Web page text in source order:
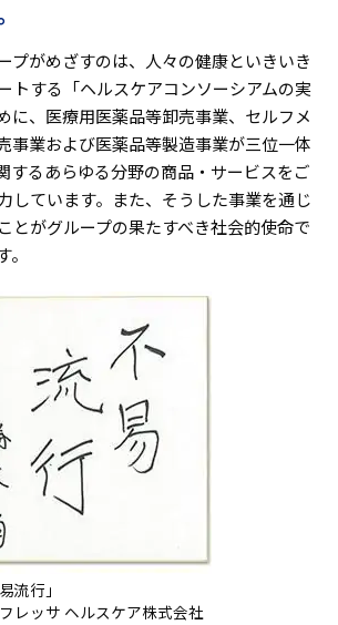
プがめざすのは、人々の健康といきいき
トする「ヘルスケアコンソーシアムの実
に、医療用医薬品等卸売事業、セルフメ
事業および医薬品等製造事業が三位一体
するあらゆる分野の商品・サービスをご
しています。また、そうした事業を通じ
とがグループの果たすべき社会的使命で
流行」
レッサ ヘルスケア株式会社